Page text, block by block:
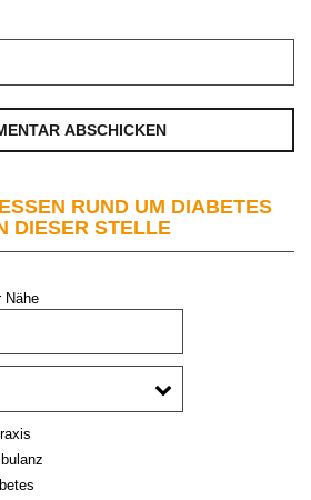
RUND UM DIABETES
DIESER STELLE
Nähe